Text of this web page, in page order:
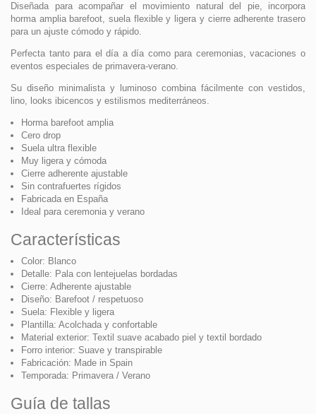
Diseñada para acompañar el movimiento natural del pie, incorpora
horma amplia barefoot, suela flexible y ligera y cierre adherente trasero
para un ajuste cómodo y rápido.
Perfecta tanto para el día a día como para ceremonias, vacaciones o
eventos especiales de primavera-verano.
Su diseño minimalista y luminoso combina fácilmente con vestidos,
lino, looks ibicencos y estilismos mediterráneos.
Horma barefoot amplia
Cero drop
Suela ultra flexible
Muy ligera y cómoda
Cierre adherente ajustable
Sin contrafuertes rígidos
Fabricada en España
Ideal para ceremonia y verano
Características
Color: Blanco
Detalle: Pala con lentejuelas bordadas
Cierre: Adherente ajustable
Diseño: Barefoot / respetuoso
Suela: Flexible y ligera
Plantilla: Acolchada y confortable
Material exterior: Textil suave acabado piel y textil bordado
Forro interior: Suave y transpirable
Fabricación: Made in Spain
Temporada: Primavera / Verano
Guía de tallas